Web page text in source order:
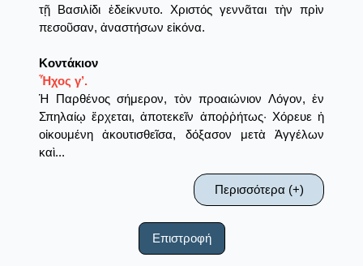
τῇ Βασιλίδι ἐδείκνυτο. Χριστός γεννᾶται τὴν πρὶν
πεσοῦσαν, ἀναστήσων εἰκόνα.
Κοντάκιον
Ἦχος γ’.
Ἡ Παρθένος σήμερον, τὸν προαιώνιον Λόγον, ἐν
Σπηλαίῳ ἔρχεται, ἀποτεκεῖν ἀποῤῥήτως· Χόρευε ἡ
οἰκουμένη ἀκουτισθεῖσα, δόξασον μετὰ Ἀγγέλων
καὶ...
Περισσότερα (+)
Επιστροφή